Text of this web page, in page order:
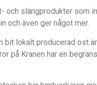
och slängprodukter som
och även ger något mer.
bit lokalt producerad ost
på Kranen har en